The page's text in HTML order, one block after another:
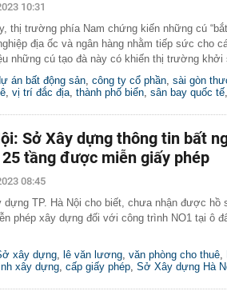
10:31
thị trường phía Nam chứng kiến những cú
địa ốc và ngân hàng nhằm tiếp sức cho
những cú tạo đà này có khiến thị trường khởi
án bất động sản, công ty cổ phần, sài gòn
, vị trí đắc địa, thành phố biển, sân bay quốc tế,
Sở Xây dựng thông tin bất
tầng được miễn giấy phép
08:45
dựng TP. Hà Nội cho biết, chưa nhận được hồ
phép xây dựng đối với công trình NO1 tại ô
xây dựng, lê văn lương, văn phòng cho thuê,
xây dựng, cấp giấy phép, Sở Xây dựng Hà